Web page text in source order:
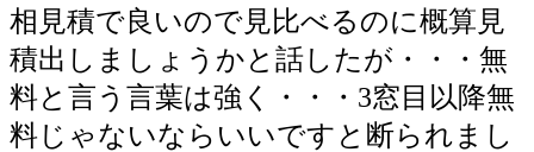
相見積で良いので見比べるのに概算見
積出しましょうかと話したが・・・無
料と言う言葉は強く・・・3窓目以降無
料じゃないならいいですと断られまし